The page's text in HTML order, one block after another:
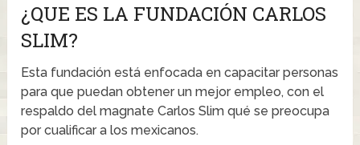
¿QUE ES LA FUNDACIÓN CARLOS
SLIM?
Esta fundación está enfocada en capacitar personas
para que puedan obtener un mejor empleo, con el
respaldo del magnate Carlos Slim qué se preocupa
por cualificar a los mexicanos.